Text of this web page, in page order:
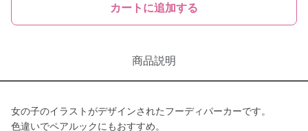
カートに追加する
商品説明
女の子のイラストがデザインされたフーディパーカーです。
色違いでペアルックにもおすすめ。